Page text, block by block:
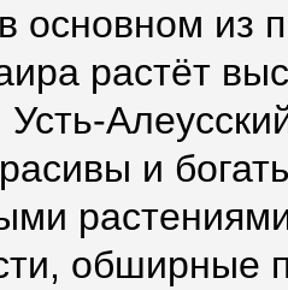
основном из
растёт
Усть-
и
обширные